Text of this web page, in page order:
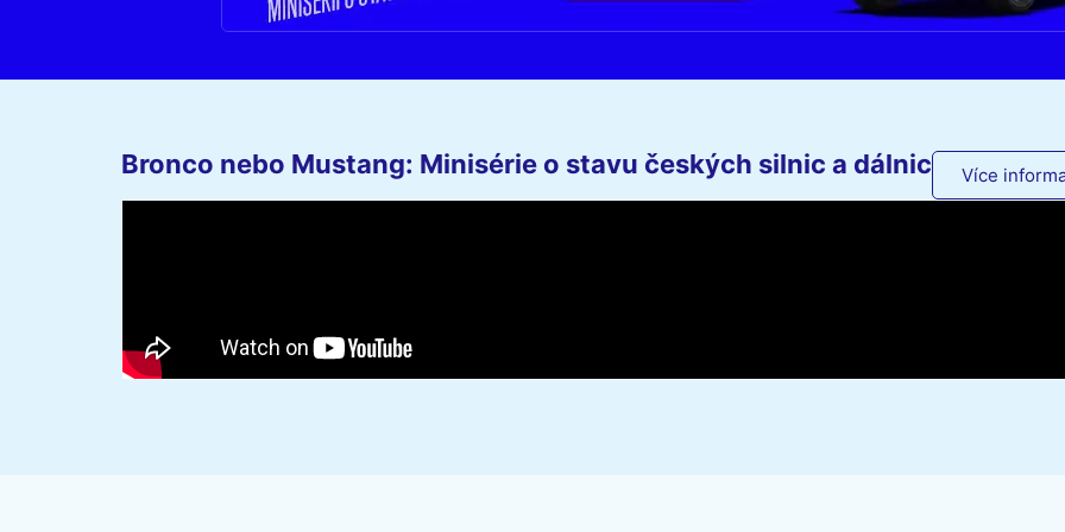
Bronco nebo Mustang: Minisérie o stavu českých silnic a dálnic Více